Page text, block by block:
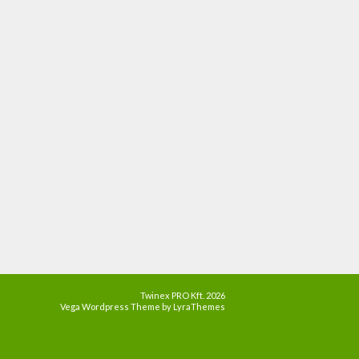
Twinex PRO Kft. 2026
Vega Wordpress Theme byLyraThemes